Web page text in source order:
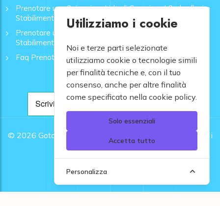
Prenotare una Spiaggia a Lido di Camaiore | Ombrelloni e
Stabilimenti - GoToMare
Prenotare una Spiaggia a Rapallo | Ombrelloni e
Stabilimenti - GoToMare
Faq Prenotazione Spiagge
© 2026 Gotomare srl - Partita IVA 12948810960 .
Tutti i
diritti riservati.
Utilizziamo i cookie
Noi e terze parti selezionate
utilizziamo cookie o tecnologie simili
per finalità tecniche e, con il tuo
consenso, anche per altre finalità
come specificato nella cookie policy.
Solo essenziali
Accetta tutto
Personalizza